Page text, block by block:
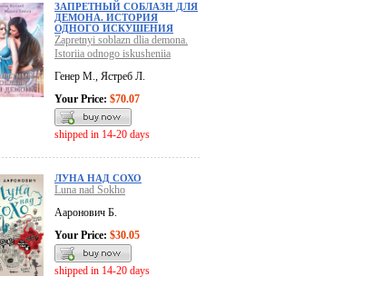
ЗАПРЕТНЫЙ СОБЛАЗН ДЛЯ
ДЕМОНА. ИСТОРИЯ
ОДНОГО ИСКУШЕНИЯ
Zapretnyi soblazn dlia demona.
Istoriia odnogo iskusheniia
Генер М., Ястреб Л.
Your Price: $70.07
shipped in 14-20 days
ЛУНА НАД СОХО
Luna nad Sokho
Ааронович Б.
Your Price: $30.05
shipped in 14-20 days